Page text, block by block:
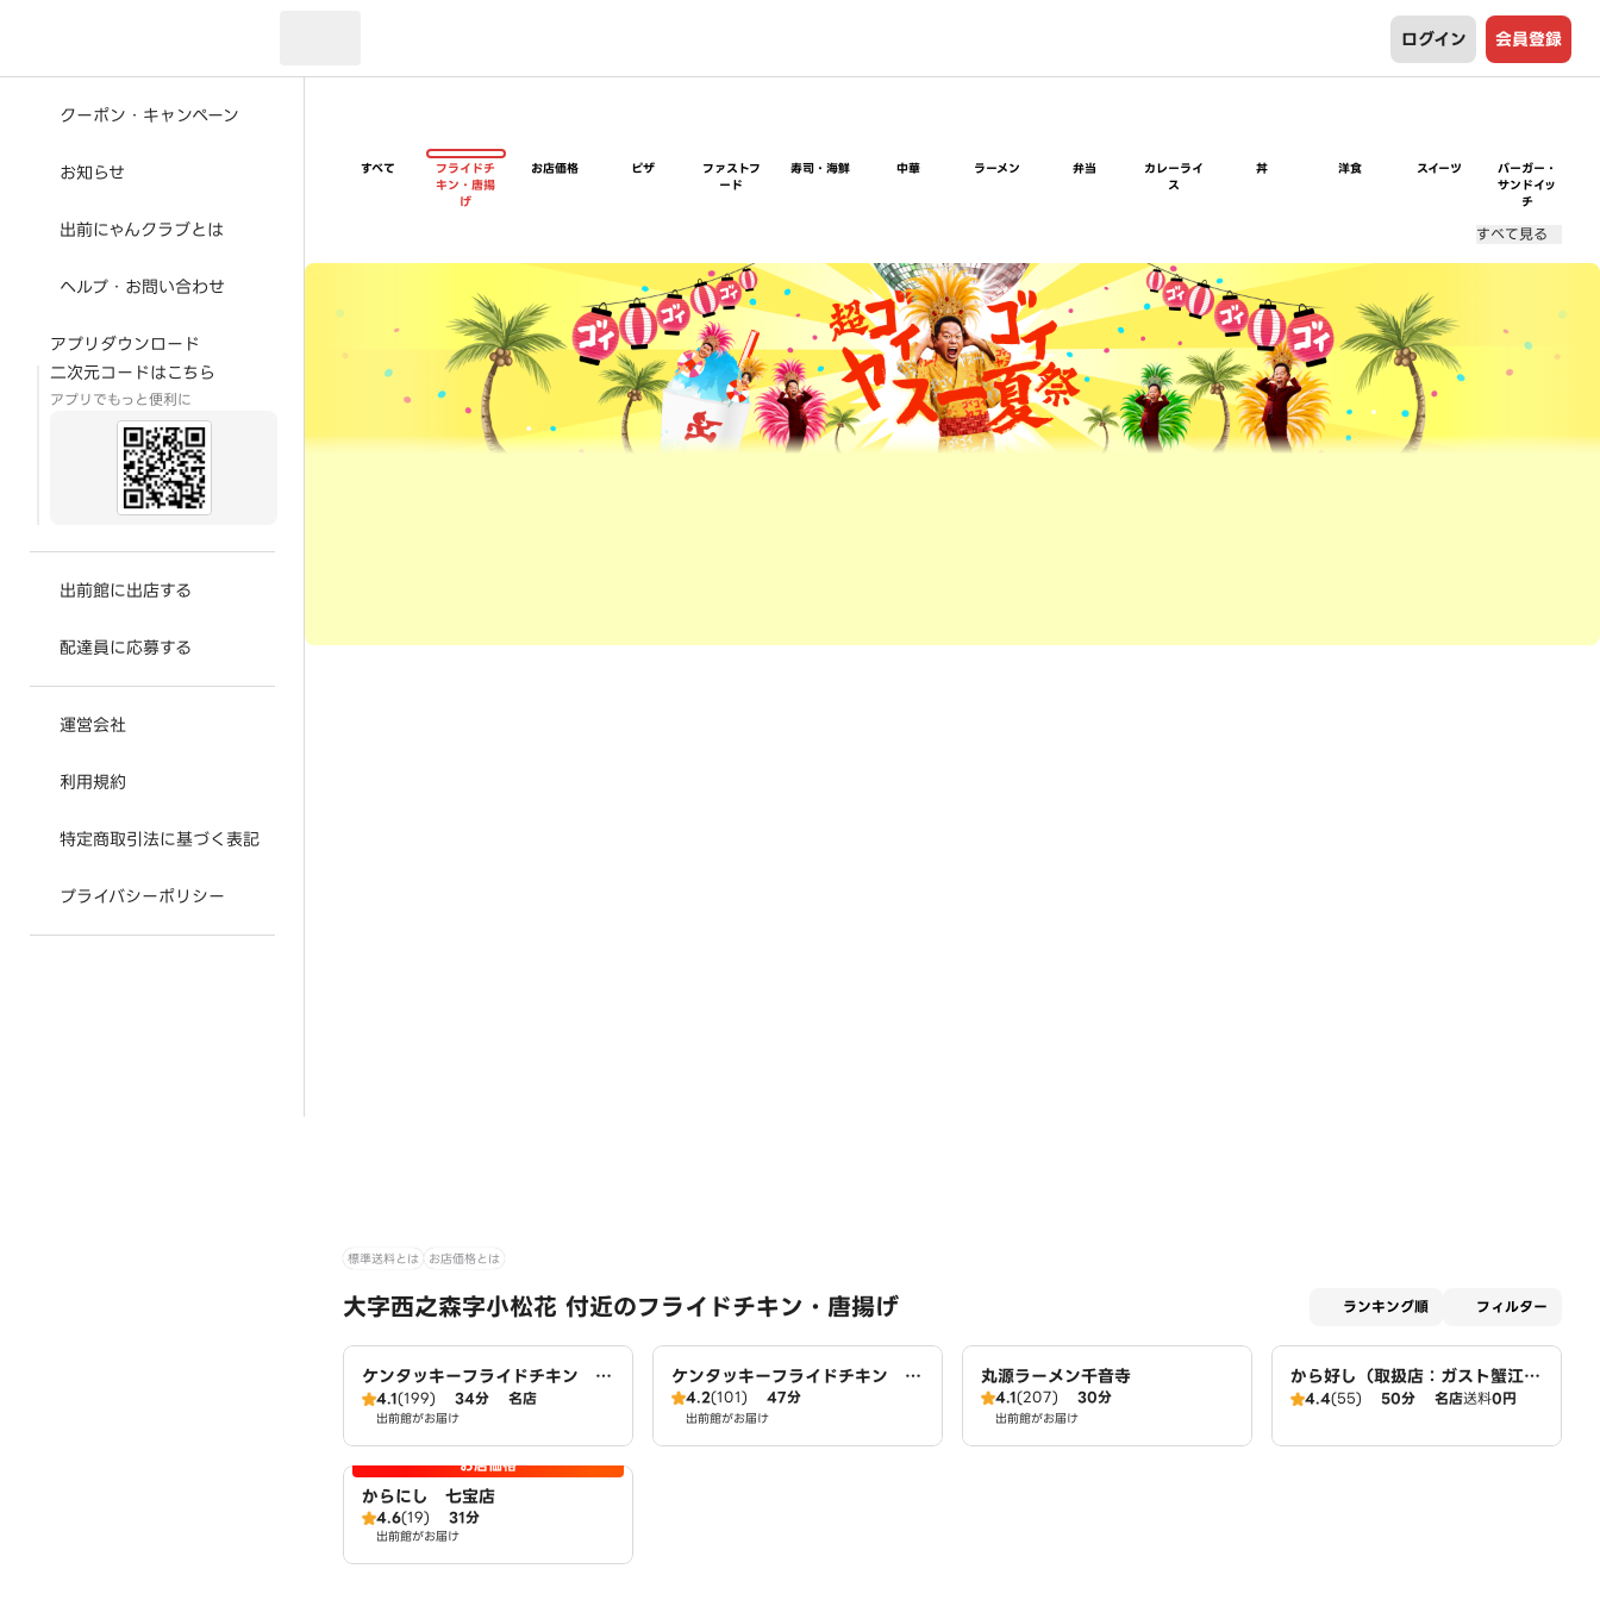
ログイン 会員登録
クーポン・キャンペーン
お知らせ
出前にゃんクラブとは
ヘルプ・お問い合わせ
アプリダウンロード
二次元コードはこちら
アプリでもっと便利に
出前館に出店する
配達員に応募する
運営会社
利用規約
特定商取引法に基づく表記
プライバシーポリシー
すべて
フライドチ
キン・唐揚
げ
お店価格 ピザ
ファストフ
ード
寿司・海鮮 中華 ラーメン 弁当
カレーライ
ス
丼 洋食 スイーツ
バーガー・
サンドイッ
チ
すべて見る
超ゴイゴイヤスー夏祭
標準送料とは お店価格とは
大字西之森字小松花 付近のフライドチキン・唐揚げ ランキング順 フィルター
ケンタッキーフライドチキン 蟹
江店
4.1(199) 34分 名店
出前館がお届け
ケンタッキーフライドチキン ア
ズパーク千音寺店
4.2(101) 47分
出前館がお届け
丸源ラーメン千音寺
4.1(207) 30分
出前館がお届け
から好し（取扱店：ガスト蟹江
店）
4.4(55) 50分 名店送料0円
お店価格
からにし 七宝店
4.6(19) 31分
出前館がお届け